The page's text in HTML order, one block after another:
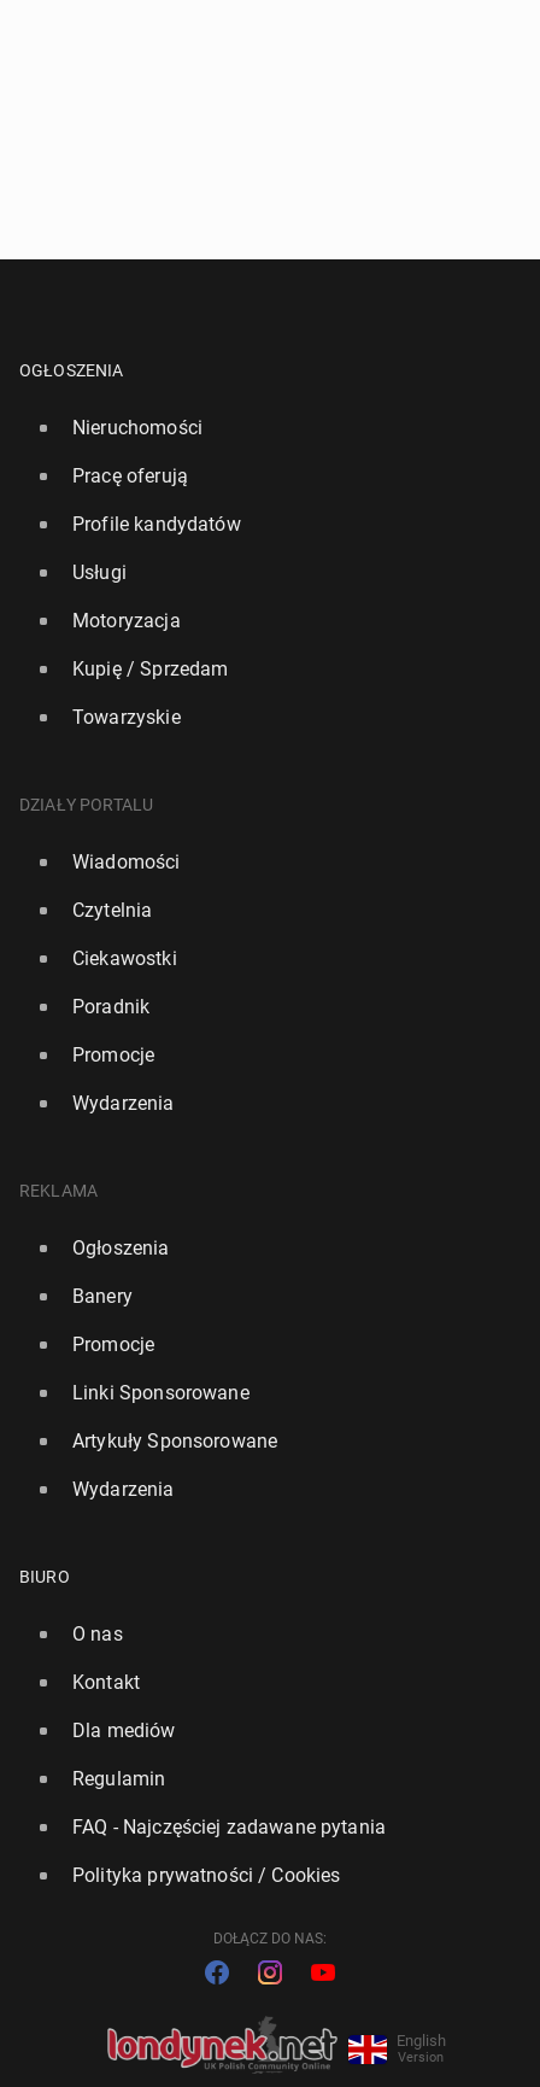
OGŁOSZENIA
Nieruchomości
Pracę oferują
Profile kandydatów
Usługi
Motoryzacja
Kupię / Sprzedam
Towarzyskie
DZIAŁY PORTALU
Wiadomości
Czytelnia
Ciekawostki
Poradnik
Promocje
Wydarzenia
REKLAMA
Ogłoszenia
Banery
Promocje
Linki Sponsorowane
Artykuły Sponsorowane
Wydarzenia
BIURO
O nas
Kontakt
Dla mediów
Regulamin
FAQ - Najczęściej zadawane pytania
Polityka prywatności / Cookies
DOŁĄCZ DO NAS:
English
Version